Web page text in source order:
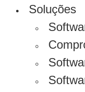
Soluções